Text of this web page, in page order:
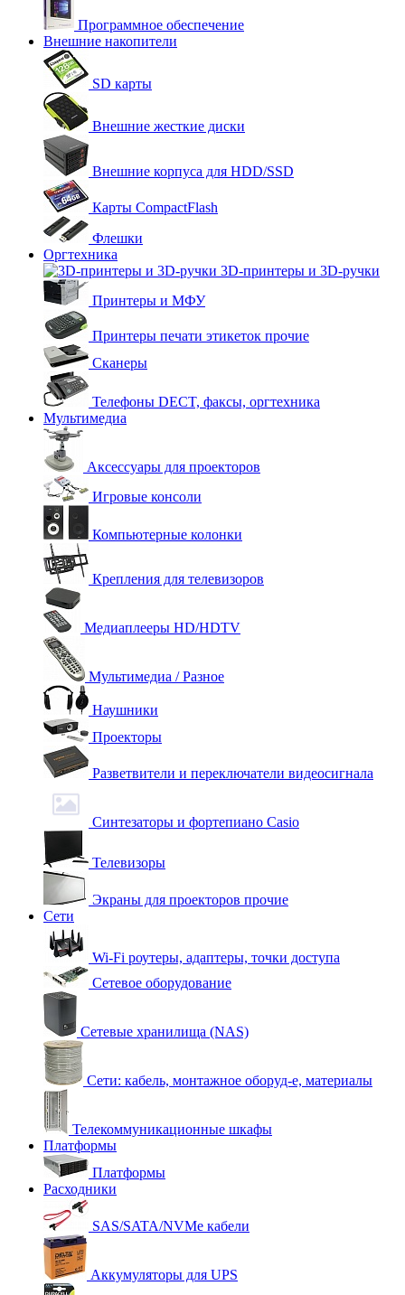
Программное обеспечение
Внешние накопители
SD карты
Внешние жесткие диски
Внешние корпуса для HDD/SSD
Карты CompactFlash
Флешки
Оргтехника
3D-принтеры и 3D-ручки
Принтеры и МФУ
Принтеры печати этикеток прочие
Сканеры
Телефоны DECT, факсы, оргтехника
Мультимедиа
Аксессуары для проекторов
Игровые консоли
Компьютерные колонки
Крепления для телевизоров
Медиаплееры HD/HDTV
Мультимедиа / Разное
Наушники
Проекторы
Разветвители и переключатели видеосигнала
Синтезаторы и фортепиано Casio
Телевизоры
Экраны для проекторов прочие
Сети
Wi-Fi роутеры, адаптеры, точки доступа
Сетевое оборудование
Сетевые хранилища (NAS)
Сети: кабель, монтажное оборуд-е, материалы
Телекоммуникационные шкафы
Платформы
Платформы
Расходники
SAS/SATA/NVMe кабели
Аккумуляторы для UPS